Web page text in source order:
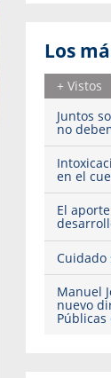
Los
+ Vistos
Juntos
no
en el
El
Cuidado
Manuel
nuevo
Públicas